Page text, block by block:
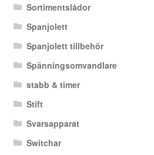
Sortimentslådor
Spanjolett
Spanjolett tillbehör
Spänningsomvandlare
stabb & timer
Stift
Svarsapparat
Switchar